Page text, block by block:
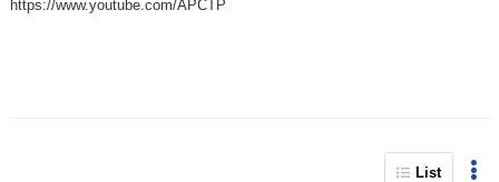
https://www.youtube.com/APCTP
List